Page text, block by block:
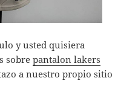
y usted quisiera
sobrepantalon lakers
a nuestro propio sitio